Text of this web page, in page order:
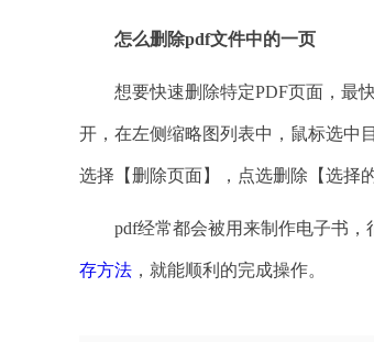
怎么删除pdf文件中的一页
想要快速删除特定PDF页面，最快
开，在左侧缩略图列表中，鼠标选中
选择【删除页面】，点选删除【选择
pdf经常都会被用来制作电子书，
存方法 ，就能顺利的完成操作。